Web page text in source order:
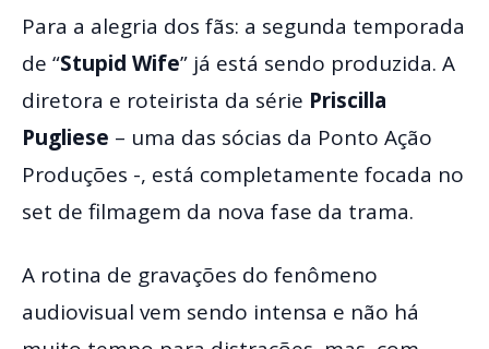
Para a alegria dos fãs: a segunda temporada
de “Stupid Wife” já está sendo produzida. A
diretora e roteirista da série Priscilla
Pugliese – uma das sócias da Ponto Ação
Produções -, está completamente focada no
set de filmagem da nova fase da trama.
A rotina de gravações do fenômeno
audiovisual vem sendo intensa e não há